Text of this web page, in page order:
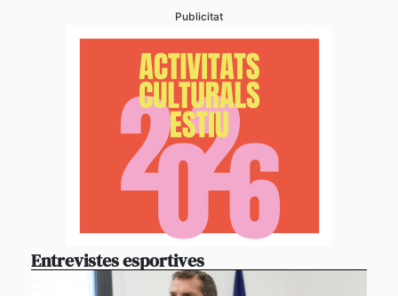
Publicitat
Entrevistes esportives